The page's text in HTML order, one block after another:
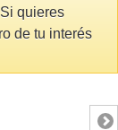
quieres
de tu interés